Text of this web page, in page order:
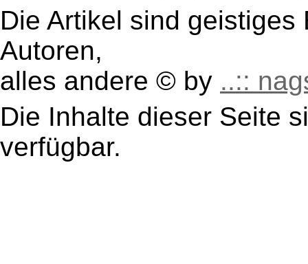
Die Artikel sind
Autoren,
alles andere © by ..::
Die Inhalte dieser Seite
verfügbar.